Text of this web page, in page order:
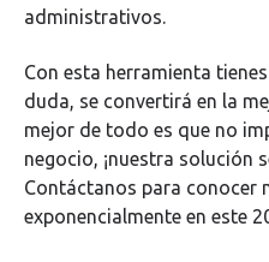
administrativos.
Con esta herramienta
duda, se convertirá en la
mejor de todo es que no
negocio, ¡nuestra solución
Contáctanos para conocer
exponencialmente en este